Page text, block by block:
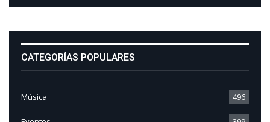
CATEGORÍAS POPULARES
Música 496